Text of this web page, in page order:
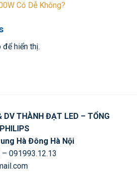
Có Dễ Không?
để hiển thị.
DV THÀNH ĐẠT LED – TỔNG
Hà Đông Hà Nội
091993.12.13